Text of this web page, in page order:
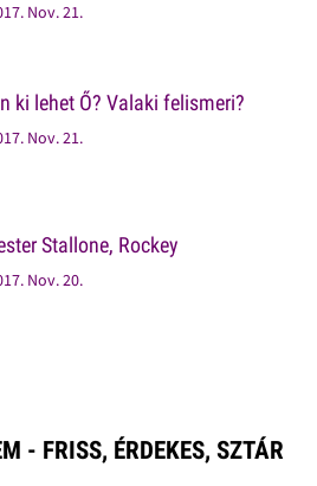
Nov. 21.
ki lehet Ő? Valaki felismeri?
Nov. 21.
Stallone, Rockey
Nov. 20.
- FRISS, ÉRDEKES, SZTÁR